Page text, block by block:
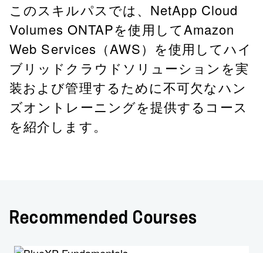
このスキルパスでは、NetApp Cloud
Volumes ONTAPを使用してAmazon
Web Services（AWS）を使用してハイ
ブリッドクラウドソリューションを実
装および管理するために不可欠なハン
ズオントレーニングを提供するコース
を紹介します。
Recommended Courses